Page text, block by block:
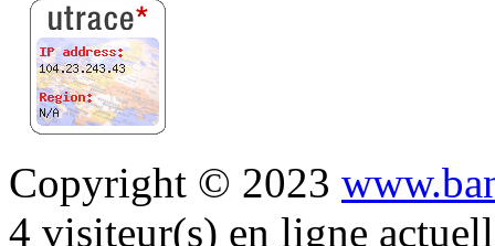
Copyright © 2023
4 visiteur(s) en ligne